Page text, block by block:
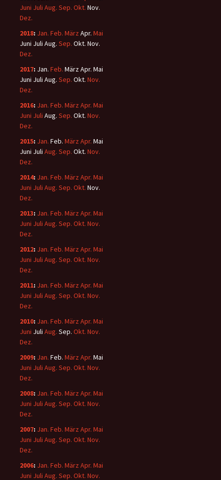
Juni Juli Aug. Sep. Okt. Nov.
Dez.
2018: Jan. Feb. März Apr. Mai
Juni Juli Aug. Sep. Okt. Nov.
Dez.
2017: Jan. Feb. MärzApr. Mai
Juni Juli Aug. Sep. Okt. Nov.
Dez.
2016: Jan. Feb. März Apr. Mai
Juni Juli Aug. Sep. Okt. Nov.
Dez.
2015: Jan. Feb. März Apr. Mai
Juni Juli Aug. Sep. Okt. Nov.
Dez.
2014: Jan. Feb. März Apr. Mai
Juni Juli Aug. Sep. Okt. Nov.
Dez.
2013: Jan. Feb. März Apr. Mai
Juni Juli Aug. Sep. Okt. Nov.
Dez.
2012: Jan. Feb. März Apr. Mai
Juni Juli Aug. Sep. Okt. Nov.
Dez.
2011: Jan. Feb. März Apr. Mai
Juni Juli Aug. Sep. Okt. Nov.
Dez.
2010: Jan. Feb. März Apr. Mai
Juni Juli Aug. Sep. Okt. Nov.
Dez.
2009: Jan. Feb. März Apr. Mai
Juni Juli Aug. Sep. Okt. Nov.
Dez.
2008: Jan. Feb. März Apr. Mai
Juni Juli Aug. Sep. Okt. Nov.
Dez.
2007: Jan. Feb. März Apr. Mai
Juni Juli Aug. Sep. Okt. Nov.
Dez.
2006: Jan. Feb. März Apr. Mai
Juni Juli Aug. Sep. Okt. Nov.